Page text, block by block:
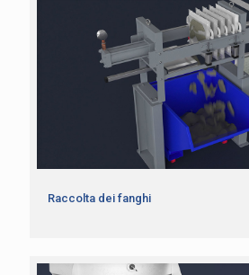
Raccolta dei fanghi